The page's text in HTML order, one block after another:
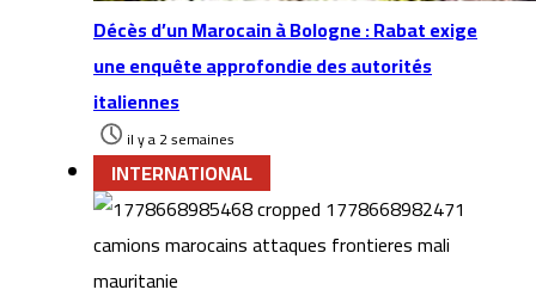
Décès d’un Marocain à Bologne : Rabat exige
une enquête approfondie des autorités
italiennes
il y a 2 semaines
INTERNATIONAL